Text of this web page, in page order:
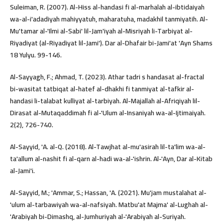
Suleiman, R. (2007). Al-Hiss al-handasi fi al-marhalah al-ibtidaiyah
wa-al-i'adadiyah mahiyyatuh, maharatuha, madakhil tanmiyatih. Al-
Mu'tamar al-'Ilmi al-Sabi' lil-Jam'iyah al-Misriyah li-Tarbiyat al-
Riyadiyat (al-Riyadiyat lil-Jami'). Dar al-Dhafair bi-Jami'at 'Ayn Shams
18 Yulyu. 99-146.
Al-Sayyagh, F.; Ahmad, T. (2023). Athar tadri s handasat al-fractal
bi-wasitat tatbiqat al-hatef al-dhakhi fi tanmiyat al-tafkir al-
handasi li-talabat kulliyat al-tarbiyah. Al-Majallah al-Afriqiyah lil-
Dirasat al-Mutaqaddimah fi al-'Ulum al-Insaniyah wa-al-Ijtimaiyah.
2(2), 726-740.
Al-Sayyid, 'A. al-Q. (2018). Al-Tawjhat al-mu'asirah lil-ta'lim wa-al-
ta'allum al-nashit fi al-qarn al-hadi wa-al-'ishrin. Al-'Ayn, Dar al-Kitab
al-Jami'i.
Al-Sayyid, M.; 'Ammar, S.; Hassan, 'A. (2021). Mu'jam mustalahat al-
'ulum al-tarbawiyah wa-al-nafsiyah. Matbu'at Majma' al-Lughah al-
'Arabiyah bi-Dimashq, al-Jumhuriyah al-'Arabiyah al-Suriyah.